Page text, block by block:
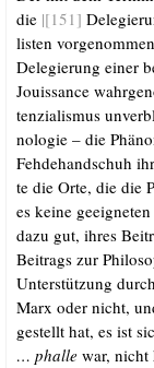
die |[151]
lis­ten
Dele­gie­rung einer
Jouis­sance
ten­zia­lis­mus
no­lo­gie – die
Feh­de­hand­schuh
te die Orte, die die
es kei­ne
dazu gut, ihres
Bei­trags zur
Unter­stüt­zung
Marx oder nicht,
gestellt hat, es ist
… phal­le war, nicht